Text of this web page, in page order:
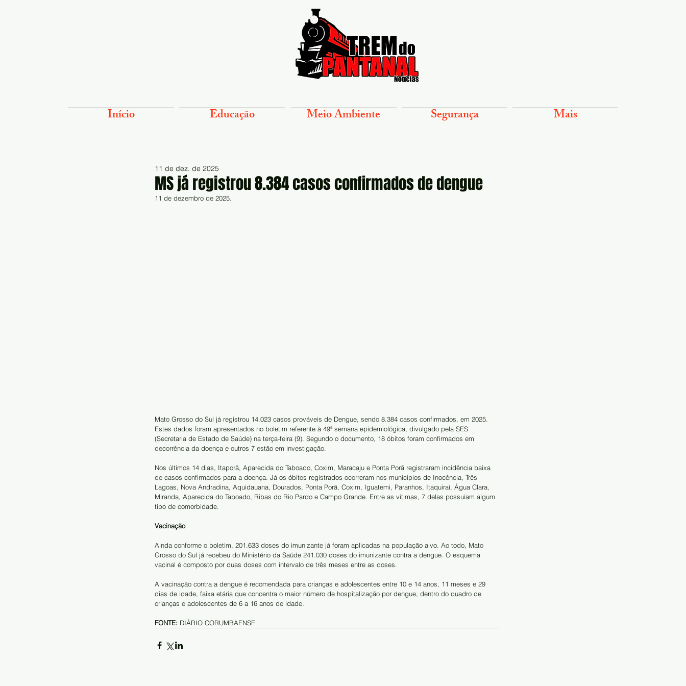
Início Educação Meio Ambiente Segurança Mais
MS já registrou 8.384 casos confirmados de dengue
11 de dez. de 2025
11 de dezembro de 2025.
Mato Grosso do Sul já registrou 14.023 casos prováveis de Dengue, sendo 8.384 casos confirmados, em 2025.
Estes dados foram apresentados no boletim referente à 49ª semana epidemiológica, divulgado pela SES
(Secretaria de Estado de Saúde) na terça-feira (9). Segundo o documento, 18 óbitos foram confirmados em
decorrência da doença e outros 7 estão em investigação.
Nos últimos 14 dias, Itaporã, Aparecida do Taboado, Coxim, Maracaju e Ponta Porã registraram incidência baixa
de casos confirmados para a doença. Já os óbitos registrados ocorreram nos municípios de Inocência, Três
Lagoas, Nova Andradina, Aquidauana, Dourados, Ponta Porã, Coxim, Iguatemi, Paranhos, Itaquiraí, Água Clara,
Miranda, Aparecida do Taboado, Ribas do Rio Pardo e Campo Grande. Entre as vítimas, 7 delas possuíam algum
tipo de comorbidade.
Vacinação
Ainda conforme o boletim, 201.633 doses do imunizante já foram aplicadas na população alvo. Ao todo, Mato
Grosso do Sul já recebeu do Ministério da Saúde 241.030 doses do imunizante contra a dengue. O esquema
vacinal é composto por duas doses com intervalo de três meses entre as doses.
A vacinação contra a dengue é recomendada para crianças e adolescentes entre 10 e 14 anos, 11 meses e 29
dias de idade, faixa etária que concentra o maior número de hospitalização por dengue, dentro do quadro de
crianças e adolescentes de 6 a 16 anos de idade.
FONTE: DIÁRIO CORUMBAENSE